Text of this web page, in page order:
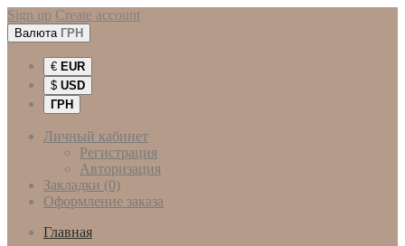
Sign up Create account
Валюта ГРН
€ EUR
$ USD
ГРН
Личный кабинет
Регистрация
Авторизация
Закладки (0)
Оформление заказа
Главная